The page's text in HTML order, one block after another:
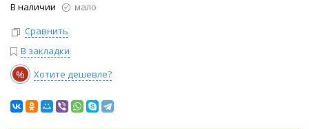
В наличии
мало
Сравнить
В закладки
% Хотите дешевле?